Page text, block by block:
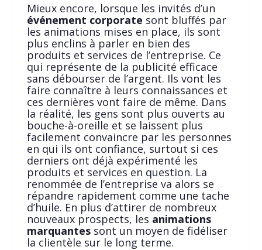
Mieux encore, lorsque les invités d’un
événement corporate sont bluffés par
les animations mises en place, ils sont
plus enclins à parler en bien des
produits et services de l’entreprise. Ce
qui représente de la publicité efficace
sans débourser de l’argent. Ils vont les
faire connaître à leurs connaissances et
ces dernières vont faire de même. Dans
la réalité, les gens sont plus ouverts au
bouche-à-oreille et se laissent plus
facilement convaincre par les personnes
en qui ils ont confiance, surtout si ces
derniers ont déjà expérimenté les
produits et services en question. La
renommée de l’entreprise va alors se
répandre rapidement comme une tache
d’huile. En plus d’attirer de nombreux
nouveaux prospects, les animations
marquantessont un moyen de fidéliser
la clientèle sur le long terme.